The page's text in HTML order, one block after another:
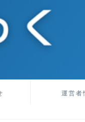
運営者